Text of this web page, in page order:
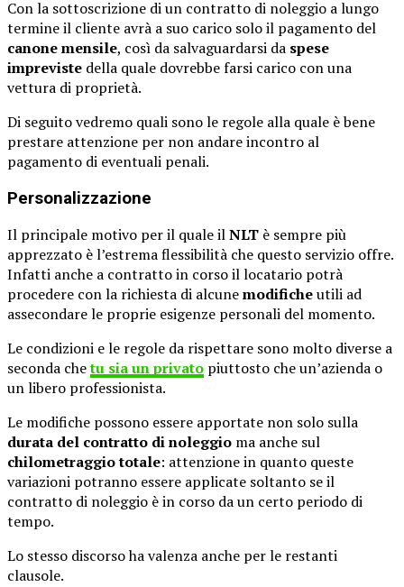
Con la sottoscrizione di un contratto di noleggio a lungo
termine il cliente avrà a suo carico solo il pagamento del
canone mensile, così da salvaguardarsi da spese
impreviste della quale dovrebbe farsi carico con una
vettura di proprietà.
Di seguito vedremo quali sono le regole alla quale è bene
prestare attenzione per non andare incontro al
pagamento di eventuali penali.
Personalizzazione
Il principale motivo per il quale ilNLT è sempre più
apprezzato è l’estrema flessibilità che questo servizio offre.
Infatti anche a contratto in corso il locatario potrà
procedere con la richiesta di alcunemodificheutili ad
assecondare le proprie esigenze personali del momento.
Le condizioni e le regole da rispettare sono molto diverse a
seconda chetu sia un privato piuttosto che un’azienda o
un libero professionista.
Le modifiche possono essere apportate non solo sulla
durata del contratto di noleggio ma anche sul
chilometraggio totale: attenzione in quanto queste
variazioni potranno essere applicate soltanto se il
contratto di noleggio è in corso da un certo periodo di
tempo.
Lo stesso discorso ha valenza anche per le restanti
clausole.